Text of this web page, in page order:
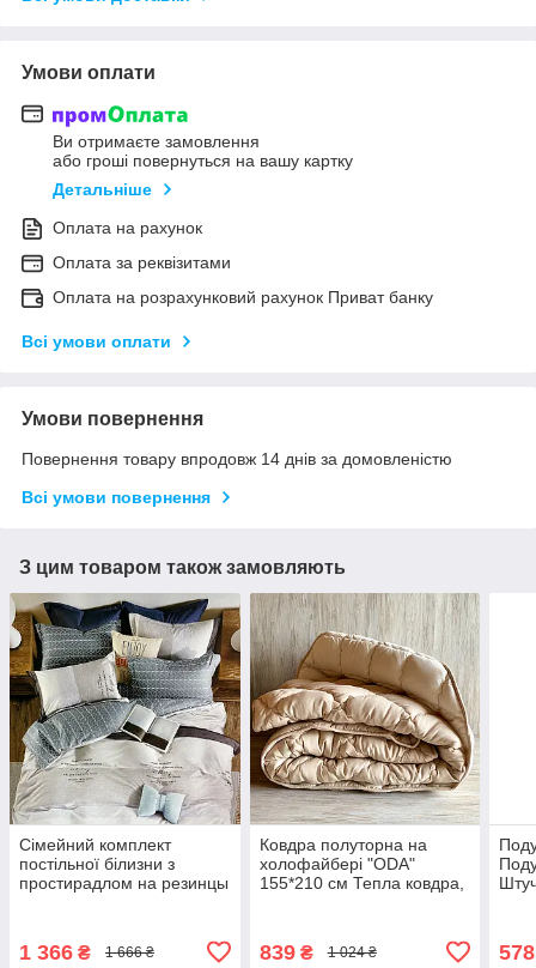
Умови оплати
Ви отримаєте замовлення
або гроші повернуться на вашу картку
Детальніше
Оплата на рахунок
Оплата за реквізитами
Оплата на розрахунковий рахунок Приват банку
Всі умови оплати
Умови повернення
Повернення товару впродовж 14 днів за домовленістю
Всі умови повернення
З цим товаром також замовляють
Сімейний комплект
постільної білизни з
простирадлом на резинцы
1 366 ₴ 1 666 ₴
Ковдра полуторна на
холофайбері "ODA"
155*210 см Тепла ковдра,
839₴ 1 024 ₴ 578